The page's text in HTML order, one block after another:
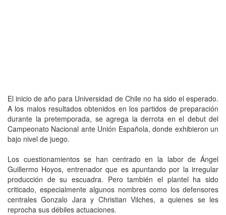
El inicio de año para Universidad de Chile no ha sido el esperado.
A los malos resultados obtenidos en los partidos de preparación
durante la pretemporada, se agrega la derrota en el debut del
Campeonato Nacional ante Unión Española, donde exhibieron un
bajo nivel de juego.
Los cuestionamientos se han centrado en la labor de Ángel
Guillermo Hoyos, entrenador que es apuntando por la irregular
producción de su escuadra. Pero también el plantel ha sido
criticado, especialmente algunos nombres como los defensores
centrales Gonzalo Jara y Christian Vilches, a quienes se les
reprocha sus débiles actuaciones.